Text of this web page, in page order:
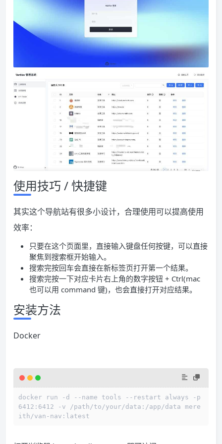
使用技巧 / 快捷键
其实这个导航站有很多小设计，合理使用可以提高使用
效率：
只要在这个页面里，直接输入键盘任何按键，可以直接
聚焦到搜索框开始输入。
搜索完按回车会直接在新标签页打开第一个结果。
搜索完按一下对应卡片右上角的数字按钮 + Ctrl(mac
也可以用 command 键)，也会直接打开对应结果。
安装方法
Docker
docker run -d --name tools --restart always -p
6412:6412 -v /path/to/your/data:/app/data mere